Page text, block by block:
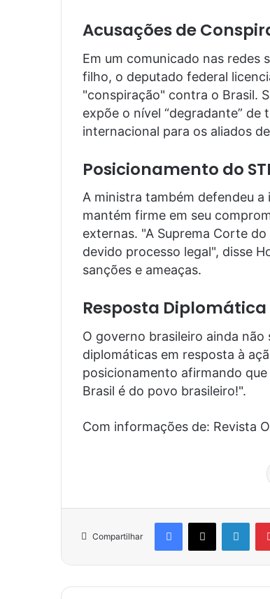
Acusações de
Em um comunicado nas redes
filho, o deputado federal
"conspiração" contra o Brasil.
expõe o nível “degradante”
internacional para os aliados
Posicionamento do
A ministra também defendeu
mantém firme em seu
externas. "A Suprema Corte
devido processo legal", disse
sanções e ameaças.
Resposta Diplomática
O governo brasileiro ainda
diplomáticas em resposta à
posicionamento afirmando
Brasil é do povo brasileiro!".
Com informações de: Revista
Compartilhar
Facebook
X